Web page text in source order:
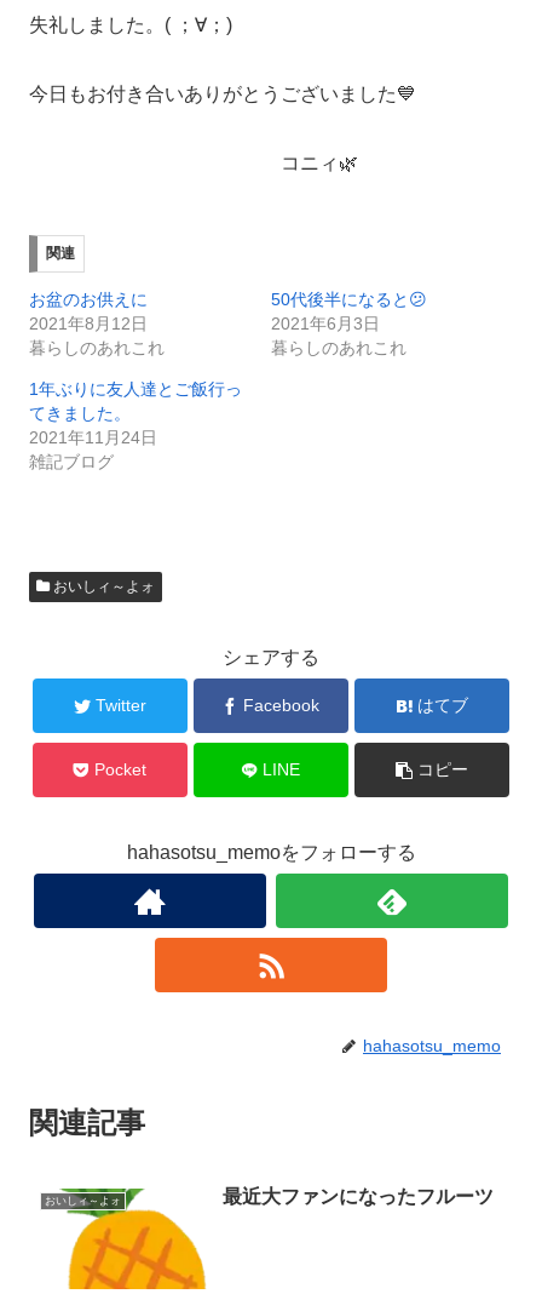
失礼しました。( ；∀；)
今日もお付き合いありがとうございました💙
コニィ🌿
関連
お盆のお供えに
2021年8月12日
暮らしのあれこれ
50代後半になると😕
2021年6月3日
暮らしのあれこれ
1年ぶりに友人達とご飯行っ
てきました。
2021年11月24日
雑記ブログ
おいしィ～よォ
シェアする
Twitter Facebook はてブ
Pocket LINE コピー
hahasotsu_memoをフォローする
hahasotsu_memo
関連記事
おいしィ～よォ 最近大ファンになったフルーツ